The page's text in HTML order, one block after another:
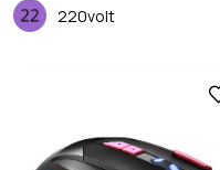
220volt